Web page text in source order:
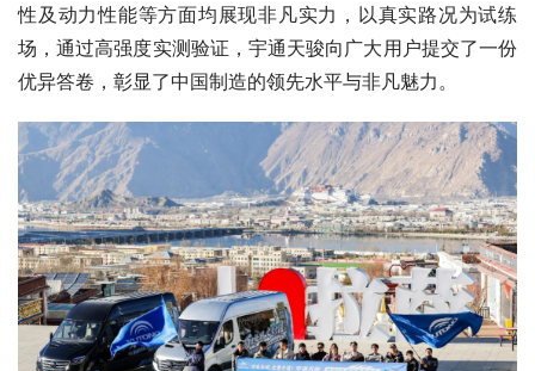
性及动力性能等方面均展现非凡实力，以真实路况为试练
场，通过高强度实测验证，宇通天骏向广大用户提交了一份
优异答卷，彰显了中国制造的领先水平与非凡魅力。